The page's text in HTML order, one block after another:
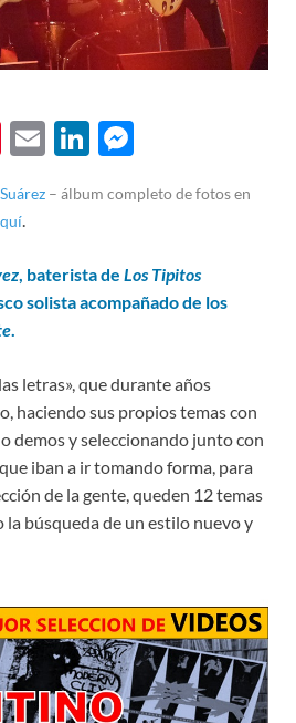
Pi
er
t
E
ail
Li
k
dI
n
se
g
er
– álbum completo de fotos en
.
, baterista de Los Tipitos
solista acompañado de los
.
letras», que durante años
haciendo sus propios temas con
demos y seleccionando junto con
iban a ir tomando forma, para
de la gente, queden 12 temas
búsqueda de un estilo nuevo y